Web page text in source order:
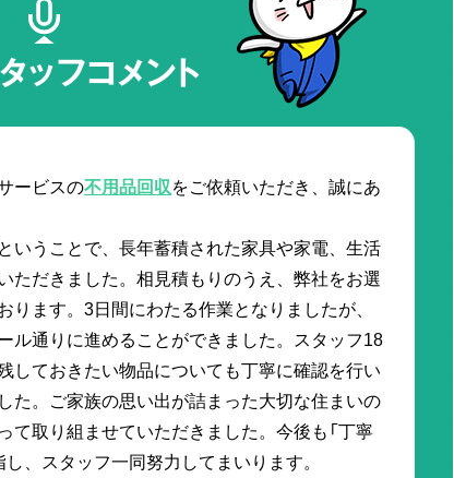
ッフコメント
ービスの不用品回収をご依頼いただき、誠にあ
いうことで、長年蓄積された家具や家電、生活
ただきました。相見積もりのうえ、弊社をお選
ます。3日間にわたる作業となりましたが、
ル通りに進めることができました。スタッフ18
しておきたい物品についても丁寧に確認を行い
た。ご家族の思い出が詰まった大切な住まいの
取り組ませていただきました。今後も「丁寧
、スタッフ一同努力してまいります。